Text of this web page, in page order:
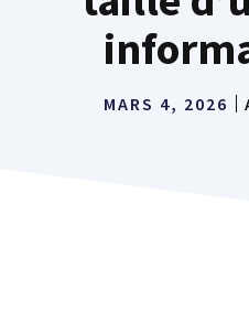
MARS 4, 2026